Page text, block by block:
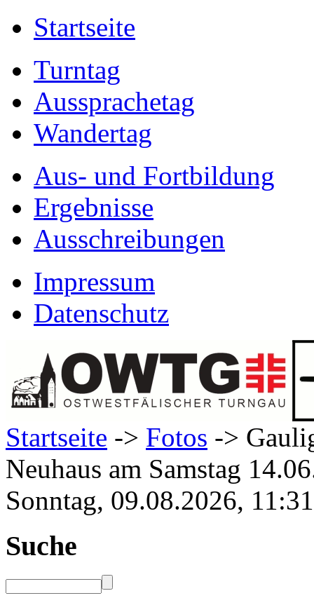
Startseite
Turntag
Aussprachetag
Wandertag
Aus- und Fortbildung
Ergebnisse
Ausschreibungen
Impressum
Datenschutz
Startseite -> Fotos ->
Neuhaus am Samstag
Sonntag, 09.08.2026,
Suche